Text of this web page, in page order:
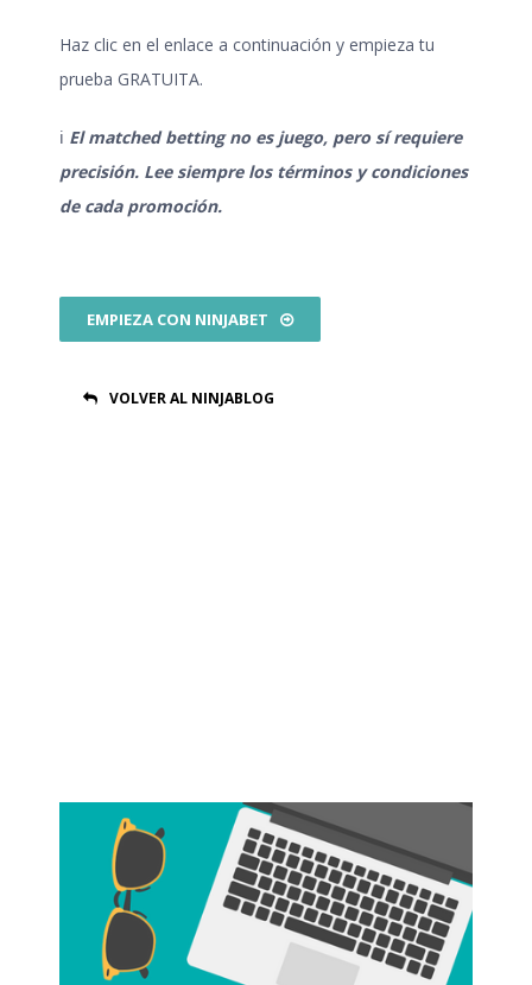
Haz clic en el enlace a continuación y empieza tu
prueba GRATUITA.
ℹ️ El matched betting no es juego, pero sí requiere
precisión. Lee siempre los términos y condiciones
de cada promoción.
EMPIEZA CON NINJABET
VOLVER AL NINJABLOG